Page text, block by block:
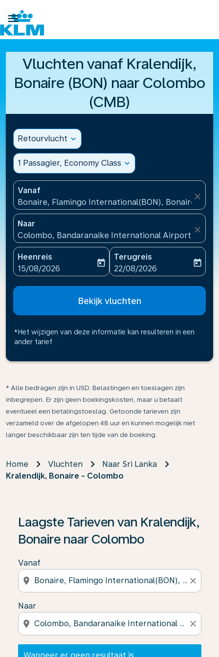

Vluchten vanaf Kralendijk,
Bonaire (BON) naar Colombo
(CMB)
Retourvlucht expand_more
1 Passagier, Economy Class expand_more
Vanaf
Bonaire, Flamingo International(BON), Bonaire, St
close
Naar
Colombo, Bandaranaike International Airport(CMB),
close
Heenreis
fc-booking-departure-date-aria-label
15/08/2026
today
Terugreis
fc-booking-return-date-
22/08/2026
today
Bekijk vluchten
*Het wijzigen van deze informatie kan resulteren in een
ander tarief
* Alle bedragen zijn in USD. Belastingen en toeslagen zijn
inbegrepen. Er zijn geen boekingskosten, maar u betaalt
eventueel een betalingstoeslag. Getoonde tarieven zijn
verzameld over de afgelopen 48 uur en kunnen mogelijk niet
langer beschikbaar zijn ten tijde van de boeking.
Home Vluchten
Naar Sri Lanka
Kralendijk, Bonaire - Colombo
Laagste Tarieven van Kralendijk,
Bonaire naar Colombo
Vanaf
location_on close
Naar
location_on close
Wanneer er geen resultaat is gevonden, klik dan op